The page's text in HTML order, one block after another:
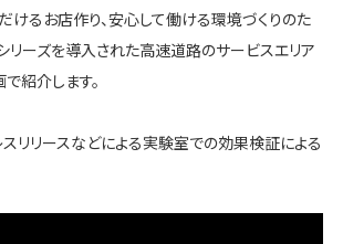
けるお店作り、安心して働ける環境づくりのた
リーズを導入された高速道路のサービスエリア
で紹介します。
リリースなどによる実験室での効果検証による